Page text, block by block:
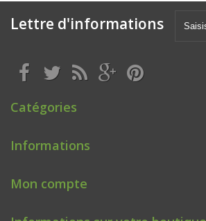
Lettre d'informations
Catégories
Informations
Mon compte